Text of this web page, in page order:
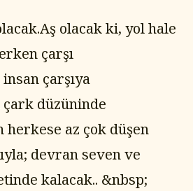
olacak ki, yol hale
çarşı
çarşıya
düzüninde
herkese az çok düşen
devran seven ve
kalacak.. &nbsp;